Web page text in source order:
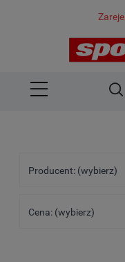
Producent: (wybierz)
Cena: (wybierz)